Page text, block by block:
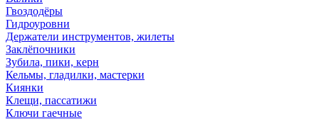
Гвоздодёры
Гидроуровни
Держатели инструментов, жилеты
Заклёпочники
Зубила, пики, керн
Кельмы, гладилки, мастерки
Киянки
Клещи, пассатижи
Ключи гаечные